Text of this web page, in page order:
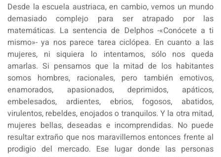
Desde la escuela austriaca, en cambio, vemos un mundo
demasiado complejo para ser atrapado por las
matemáticas. La sentencia de Delphos -«Conócete a ti
mismo»- ya nos parece tarea ciclópea. En cuanto a las
mujeres, ni siquiera lo intentamos, sólo nos queda
amarlas. Si pensamos que la mitad de los habitantes
somos hombres, racionales, pero también emotivos,
enamorados, apasionados, deprimidos, apáticos,
embelesados, ardientes, ebrios, fogosos, abatidos,
virulentos, rebeldes, enojados o tranquilos. Y la otra mitad,
mujeres bellas, deseadas e incomprendidas. No puede
resultar extraño que nos maravillemos entonces frente al
prodigio del mercado. Ese lugar donde las personas